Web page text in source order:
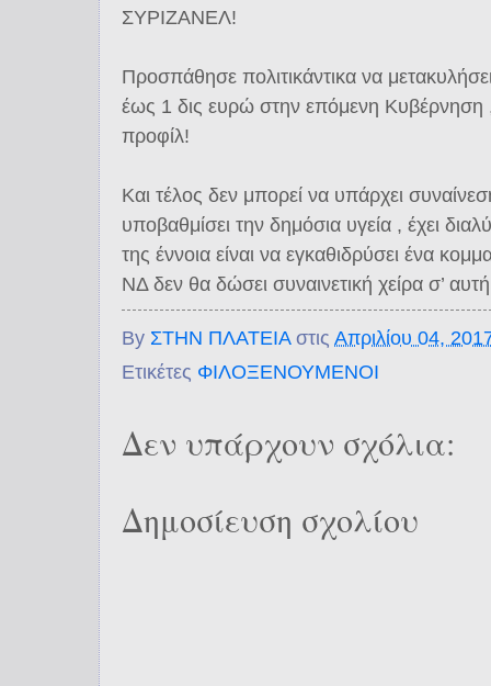
ΣΥΡΙΖΑΝΕΛ!
Προσπάθησε πολιτικάντικα να
έως 1 δις ευρώ στην επόμενη Κυβέρνηση
προφίλ!
Και τέλος δεν μπορεί να υπάρχει
υποβαθμίσει την δημόσια υγεία , έχει
της έννοια είναι να εγκαθιδρύσει ένα
ΝΔ δεν θα δώσει συναινετική χείρα σ’
By ΣΤΗΝ ΠΛΑΤΕΙΑ στις Απριλίου 04,
Ετικέτες ΦΙΛΟΞΕΝΟΥΜΕΝΟΙ
Δεν υπάρχουν σχόλια:
Δημοσίευση σχολίου